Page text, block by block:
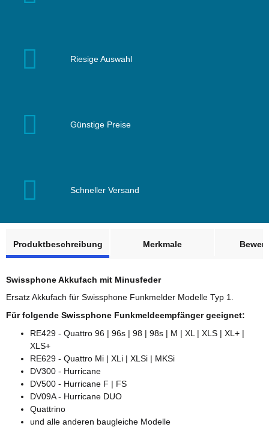
Riesige Auswahl
Günstige Preise
Schneller Versand
Produktbeschreibung
Merkmale
Swissphone Akkufach mit Minusfeder
Ersatz Akkufach für Swissphone Funkmelder Modelle Typ 1.
Für folgende Swissphone Funkmeldeempfänger geeignet:
RE429 - Quattro 96 | 96s | 98 | 98s | M | XL | XLS | XL+ |
XLS+
RE629 - Quattro Mi | XLi | XLSi | MKSi
DV300 - Hurricane
DV500 - Hurricane F | FS
DV09A - Hurricane DUO
Quattrino
und alle anderen baugleiche Modelle